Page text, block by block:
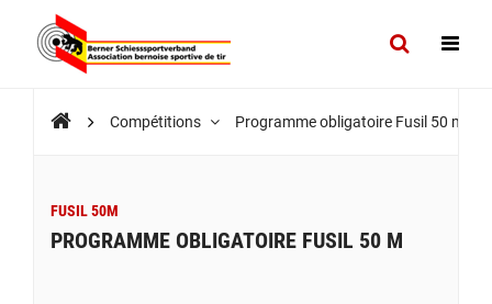
Compétitions Programme obligatoire Fusil 50 m
FUSIL 50M
PROGRAMME OBLIGATOIRE FUSIL 50 M